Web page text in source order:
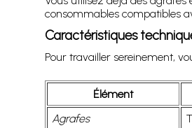
consommables compatibles
Caractéristiques
Pour travailler sereinement,
Élément
Agrafes